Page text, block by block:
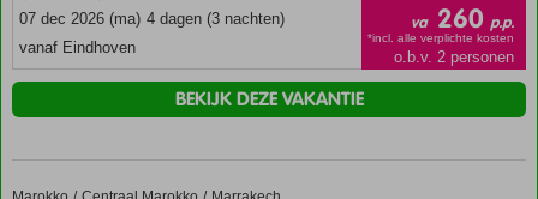
07 dec 2026 (ma) 4 dagen (3 nachten)
vanaf Eindhoven
va 260 p.p.
*incl. alle verplichte kosten
o.b.v. 2 personen
BEKIJK DEZE VAKANTIE